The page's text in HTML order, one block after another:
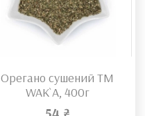
Орегано сушений TM
WAK`A, 400г